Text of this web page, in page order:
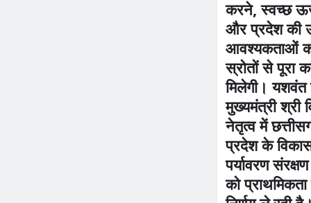
करने, स्वच्छ
और प्रदेश की
आवश्यकताओं
स्रोतों से पूरा
मिलेगी।
मुख्यमंत्री श्री
नेतृत्व में
प्रदेश के
पर्यावरण
को